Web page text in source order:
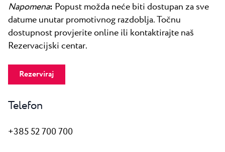
Napomena: Popust možda neće biti dostupan za sve
datume unutar promotivnog razdoblja. Točnu
dostupnost provjerite online ili kontaktirajte naš
Rezervacijski centar.
Rezerviraj
Telefon
+385 52 700 700